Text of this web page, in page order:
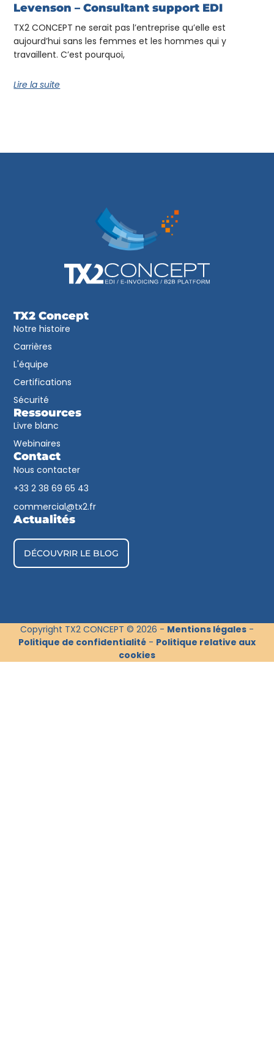
Levenson – Consultant support EDI
TX2 CONCEPT ne serait pas l’entreprise qu’elle est
aujourd’hui sans les femmes et les hommes qui y
travaillent. C’est pourquoi,
Lire la suite
TX2 Concept
Notre histoire
Carrières
L'équipe
Certifications
Sécurité
Ressources
Livre blanc
Webinaires
Contact
Nous contacter
+33 2 38 69 65 43​
commercial@tx2.fr
Actualités
DÉCOUVRIR LE BLOG
Copyright TX2 CONCEPT © 2026 - Mentions légales -
Politique de confidentialité - Politique relative aux
cookies